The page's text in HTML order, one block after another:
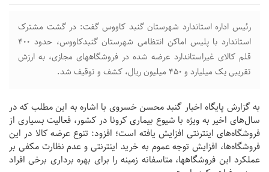
رئیس اداره استاندارد شهرستان گنبد کاووس گفت: در گشت مشترک
استاندارد با پلیس اماکن انتظامی شهرستان گنبدکاووس، حدود 400
قلم کالای غیراستاندارد عرضه شده در فروشگاههای مجازی، به ارزش
تقریبی یک میلیارد و 450 میلیون ریال، کشف و توقیف شد.
به گزارش پایگاه اخبار گنبد محسن خسروی با اشاره به این مطلب که در
سال‌های اخیر به ویژه با شیوع بیماری کرونا در کشور، فعالیت بسیاری از
فروشگاه‌های اینترنتی افزایش یافته است؛ افزود: تنوع عرضه کالا در این
فروشگاه‌ها، افزایش توجه عموم به خرید اینترنتی و عدم نظارت مکفی بر
عملکرد این فروشگاهها، متاسفانه زمینه را برای بهره برداری برخی افراد